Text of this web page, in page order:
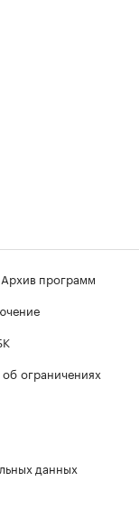
Архив программ
ограничениях
данных